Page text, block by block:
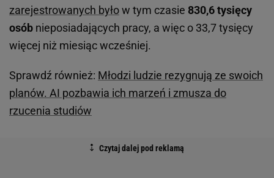
zarejestrowanych byłow tym czasie 830,6 tysięcy
osób nieposiadających pracy, a więc o 33,7 tysięcy
więcej niż miesiąc wcześniej.
Sprawdź również: Młodzi ludzie rezygnują ze swoich
planów. AI pozbawia ich marzeń i zmusza do
rzucenia studiów